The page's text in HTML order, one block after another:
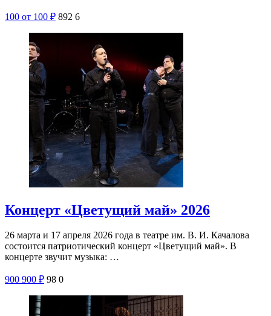
100 от 100 ₽ 892 6
Концерт «Цветущий май» 2026
26 марта и 17 апреля 2026 года в театре им. В. И. Качалова
состоится патриотический концерт «Цветущий май». В
концерте звучит музыка: …
900 900 ₽ 98 0